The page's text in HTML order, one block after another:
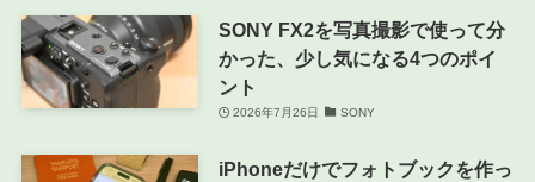
SONY FX2を写真撮影で使って分
かった、少し気になる4つのポイ
ント
2026年7月26日 SONY
iPhoneだけでフォトブックを作っ